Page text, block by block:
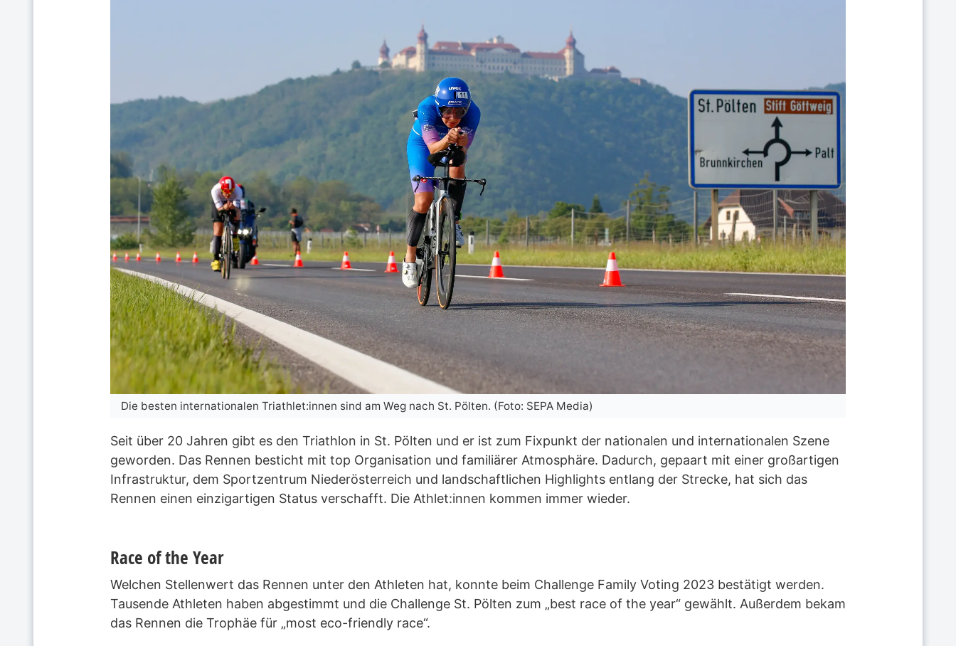
Die besten internationalen Triathlet:innen sind am Weg nach St. Pölten. (Foto: SEPA Media)
Seit über 20 Jahren gibt es den Triathlon in St. Pölten und er ist zum Fixpunkt der nationalen und internationalen Szene
geworden. Das Rennen besticht mit top Organisation und familiärer Atmosphäre. Dadurch, gepaart mit einer großartigen
Infrastruktur, dem Sportzentrum Niederösterreich und landschaftlichen Highlights entlang der Strecke, hat sich das
Rennen einen einzigartigen Status verschafft. Die Athlet:innen kommen immer wieder.
Race of the Year
Welchen Stellenwert das Rennen unter den Athleten hat, konnte beim Challenge Family Voting 2023 bestätigt werden.
Tausende Athleten haben abgestimmt und die Challenge St. Pölten zum „best race of the year“ gewählt. Außerdem bekam
das Rennen die Trophäe für „most eco-friendly race“.